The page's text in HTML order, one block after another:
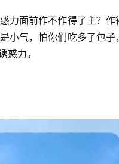
力面前作不作得了主？作
小气，怕你们吃多了包子
力。